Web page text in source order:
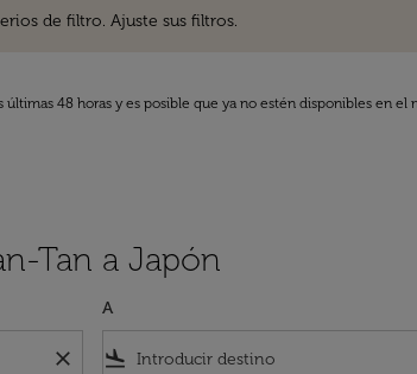
de filtro. Ajuste sus filtros.
48 horas y es posible que ya no estén disponibles en
Tan a Japón
close
A
flight_land